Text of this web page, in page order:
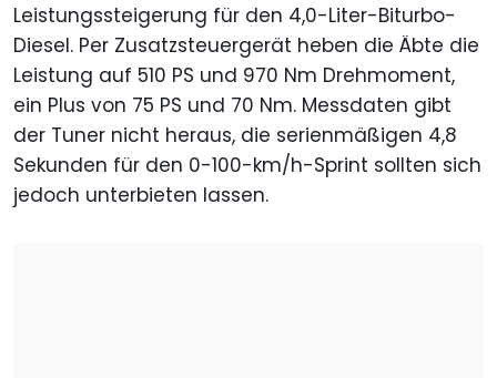
Leistungssteigerung für den 4,0-Liter-Biturbo-
Diesel. Per Zusatzsteuergerät heben die Äbte die
Leistung auf 510 PS und 970 Nm Drehmoment,
ein Plus von 75 PS und 70 Nm. Messdaten gibt
der Tuner nicht heraus, die serienmäßigen 4,8
Sekunden für den 0-100-km/h-Sprint sollten sich
jedoch unterbieten lassen.